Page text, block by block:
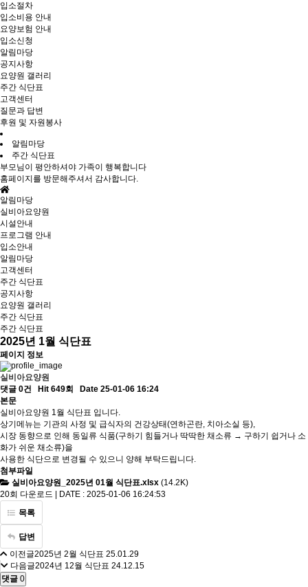
입소절차
입소비용 안내
요양보험 안내
입소신청
알림마당
공지사항
요양원 갤러리
주간 식단표
고객센터
질문과 답변
후원 및 자원봉사
알림마당
주간 식단표
부모님이 평안하셔야 가족이 행복합니다
홈페이지를 방문해주셔서 감사합니다.
알림마당
실비아요양원
시설안내
프로그램 안내
입소안내
알림마당
고객센터
주간 식단표
공지사항
요양원 갤러리
주간 식단표
주간 식단표
2025년 1월 식단표
페이지 정보
실비아요양원
댓글 0건
Hit 649회
Date 25-01-06 16:24
본문
실비아요양원 1월 식단표 입니다.
상기메뉴는 기관의 사정 및 급식자의 건강상태(연하곤란, 치아소실 등),
시장 동향으로 인해 동일류 식품(구하기 힘들거나 딱딱한 채소류 → 구하기 쉽거나 소
화가 쉬운 채소류)을
사용한 식단으로 변경될 수 있으니 양해 부탁드립니다.
첨부파일
실비아요양원_2025년 01월 식단표.xlsx (14.2K)
20회 다운로드 | DATE : 2025-01-06 16:24:53
목록
답변
이전글2025년 2월 식단표 25.01.29
다음글2024년 12월 식단표 24.12.15
댓글 0